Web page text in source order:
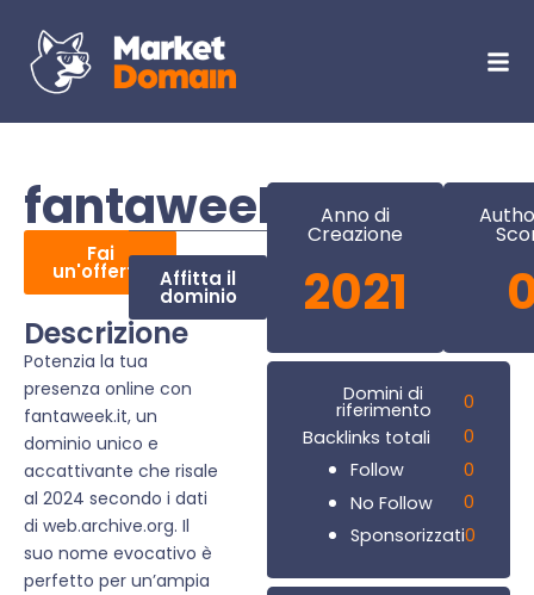
fantaweek.it
Fai
un'offerta Affitta il
dominio
Descrizione
Potenzia la tua
presenza online con
fantaweek.it, un
dominio unico e
accattivante che risale
al 2024 secondo i dati
di web.archive.org. Il
suo nome evocativo è
perfetto per un’ampia
Anno di
Creazione
2021
Domini di
riferimento
0
Backlinks totali
0
Follow
0
No Follow
0
Sponsorizzati0